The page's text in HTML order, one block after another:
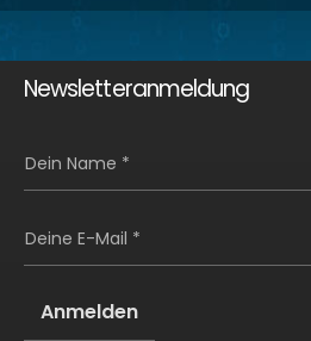
Newsletteranmeldung
Dein Name *
Deine E-Mail *